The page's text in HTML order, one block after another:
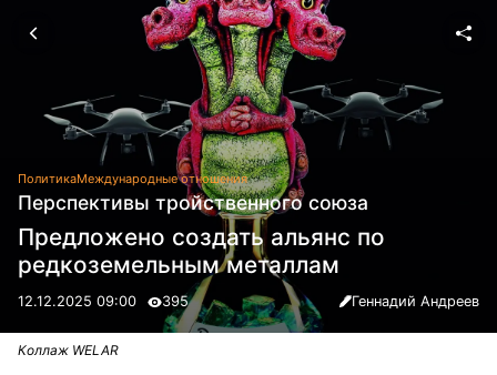
ПолитикаМеждународные отношения
Перспективы тройственного союза
Предложено создать альянс по
редкоземельным металлам
12.12.2025 09:00 395 Геннадий Андреев
Коллаж WELAR